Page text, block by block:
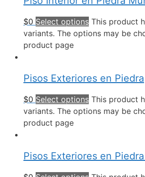
$0 Select options This product
variants. The options may be
product page
Pisos Exteriores en Piedra
$0 Select options This product
variants. The options may be
product page
Pisos Exteriores en